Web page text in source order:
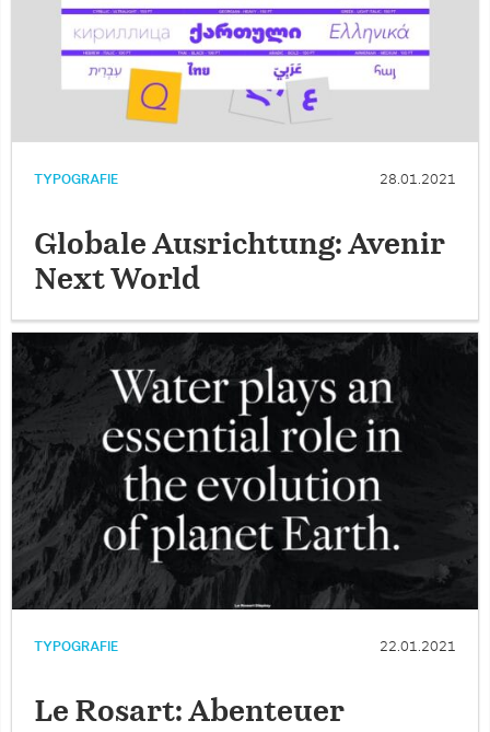
TYPOGRAFIE 28.01.2021
Globale Ausrichtung: Avenir
Next World
TYPOGRAFIE 22.01.2021
Le Rosart: Abenteuer